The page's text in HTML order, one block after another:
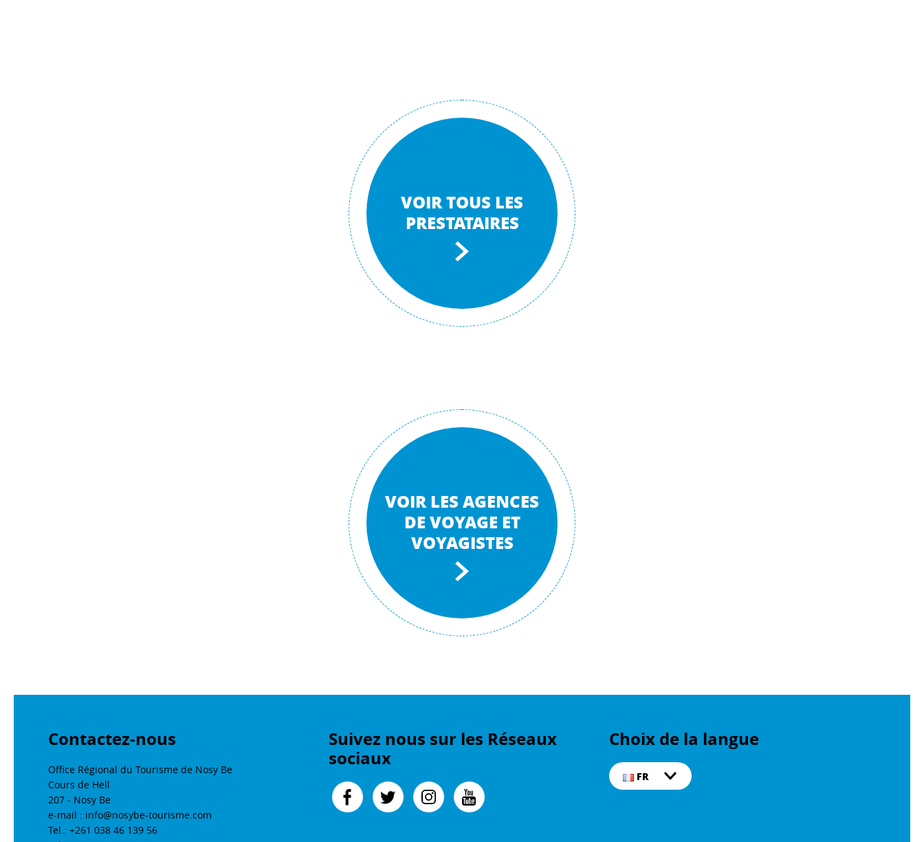
VOIR TOUS LES
PRESTATAIRES
VOIR LES AGENCES
DE VOYAGE ET
VOYAGISTES
Contactez-nous
Office Régional du Tourisme de Nosy Be
Cours de Hell
207 - Nosy Be
e-mail : info@nosybe-tourisme.com
Tel.: +261 038 46 139 56
Suivez nous sur les Réseaux
sociaux
Choix de la langue
FR